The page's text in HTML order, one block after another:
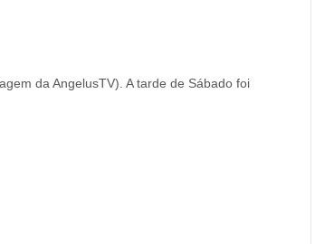
da AngelusTV). A tarde de Sábado foi